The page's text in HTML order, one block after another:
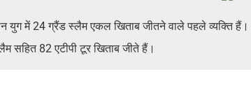
युग में 24 ग्रैंड स्लैम एकल खिताब जीतने वाले पहले व्यक्ति हैं।
सहित 82 एटीपी टूर खिताब जीते हैं।